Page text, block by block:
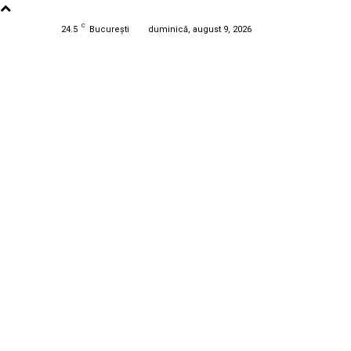
24.5 C București duminică, august 9, 2026